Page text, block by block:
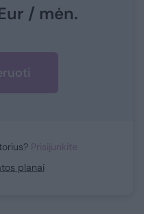
/ mėn.
Prisijunkite
planai